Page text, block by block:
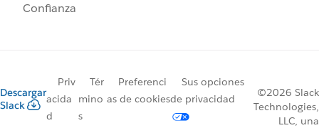
Confianza
Descargar
Slack
Priv
acida
d
Tér
mino
s
Preferenci
as de cookies
Sus opciones
de privacidad
©2026 Slack
Technologies,
LLC, una